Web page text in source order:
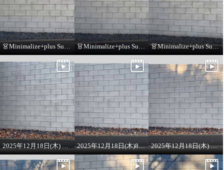
👗Minimalize+plus Summer Collection👗 👗Minimalize+plus Summer Collection👗 👗Minimalize+plus Summer Collection👗
2025年12月18日(木) 8:00 ON AIR ラメニット 2025年12月18日(木)8:00 ONAIRプルオーバー 2025年12月18日(木) 8:00 ON AIR